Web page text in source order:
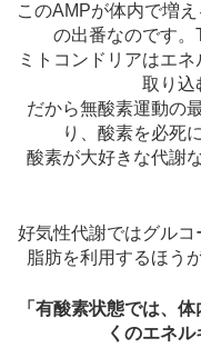
このAMPが体内で増
の出番なのです。
ミトコンドリアはエ
取り込
だから無酸素運動の
り、酸素を必死
酸素が大好きな代謝
好気性代謝ではグルコ
脂肪を利用するほう
「有酸素状態では、
くのエネル